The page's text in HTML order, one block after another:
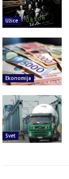
Užice
Ekonomija
Svet